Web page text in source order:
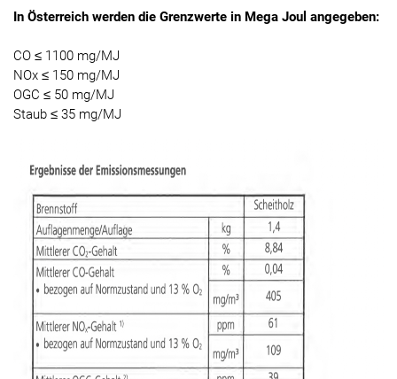
In Österreich werden die Grenzwerte in Mega Joul angegeben:
CO ≤ 1100 mg/MJ
NOx ≤ 150 mg/MJ
OGC ≤ 50 mg/MJ
Staub ≤ 35 mg/MJ